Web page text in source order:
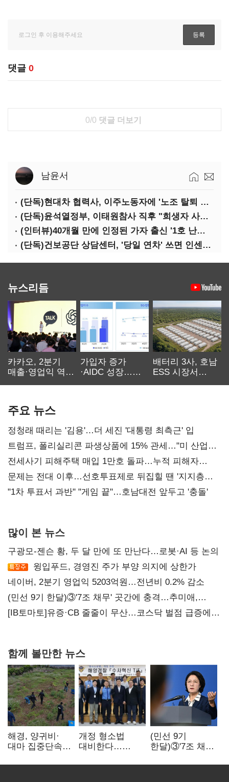
댓글 0
0/0 댓글 더보기
남윤서
(단독)현대차 협력사, 이주노동자에 '노조 탈퇴 안하면 강제출국' 협박
(단독)윤석열정부, 이태원참사 직후 "희생자 사연 발굴해 홍보…정부 보듬는 방향으로"
(인터뷰)40개월 만에 인정된 가자 출신 '1호 난민'…"기다림 힘들었지만 가족도 한국 왔으면"
(단독)건보공단 상담센터, '당일 연차' 쓰면 인센티브 감점 '페널티'
뉴스리듬
카카오, 2분기
매출·영업익 역대
가입자 증가
·AIDC 성장…
배터리 3사, 호남
ESS 시장서
주요 뉴스
정청래 때리는 '김용'…더 세진 '대통령 최측근' 입
트럼프, 폴리실리콘 파생상품에 15% 관세…"미 산업
재건"
전세사기 피해주택 매입 1만호 돌파…누적 피해자
4만278명
문제는 전대 이후…선호투표제로 뒤집힐 땐 '지지층
불복'
"1차 투표서 과반" "게임 끝"…호남대전 앞두고 '충돌'
많이 본 뉴스
구광모-젠슨 황, 두 달 만에 또 만난다…로봇·AI 등 논의
윙입푸드, 경영진 주가 부양 의지에 상한가
네이버, 2분기 영업익 5203억원…전년비 0.2% 감소
(민선 9기 한달)③'7조 채무' 곳간에 충격…추미애,
20년만에 '비상재정' 선언 승부수
[IB토마토]유증·CB 줄줄이 무산…코스닥 벌점 급증에
함께 볼만한 뉴스
해경, 양귀비·
대마 집중단속…
249명 검거
개정 형소법
대비한다…
'수사혁신TF'
(민선 9기
한달)③'7조 채무'
추미애, 20년만에